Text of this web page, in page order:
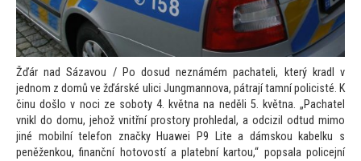
Žďár nad Sázavou / Po dosud neznámém pachateli, který kradl v
jednom z domů ve žďárské ulici Jungmannova, pátrají tamní policisté. K
činu došlo v noci ze soboty 4. května na neděli 5. května. „Pachatel
vnikl do domu, jehož vnitřní prostory prohledal, a odcizil odtud mimo
jiné mobilní telefon značky Huawei P9 Lite a dámskou kabelku s
peněženkou, finanční hotovostí a platební kartou,“ popsala policejní